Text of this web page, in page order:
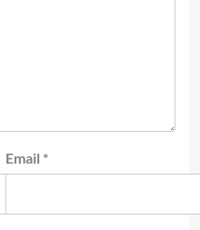
Email *